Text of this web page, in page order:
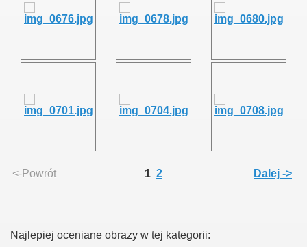
<-Powrót 1 2 Dalej ->
Najlepiej oceniane obrazy w tej kategorii: